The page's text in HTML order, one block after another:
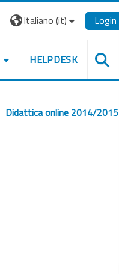
Italiano ‎(it)‎ Login
HELPDESK
Didattica online 2014/2015